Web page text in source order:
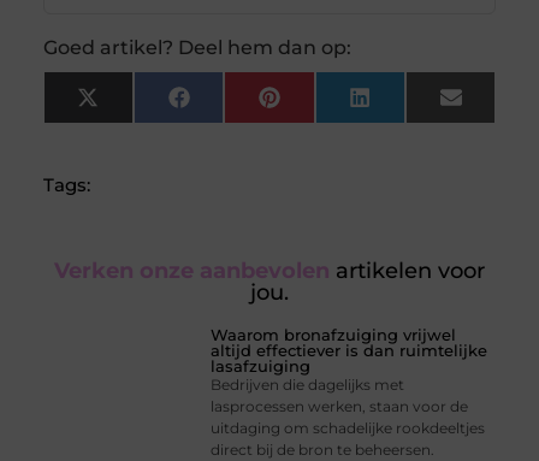
Goed artikel? Deel hem dan op:
X
(Twitter)
FacebookPinterest LinkedIn Email
Tags:
Verken onze aanbevolen artikelen voor
jou.
Waarom bronafzuiging vrijwel
altijd effectiever is dan ruimtelijke
lasafzuiging
Bedrijven die dagelijks met
lasprocessen werken, staan voor de
uitdaging om schadelijke rookdeeltjes
direct bij de bron te beheersen.